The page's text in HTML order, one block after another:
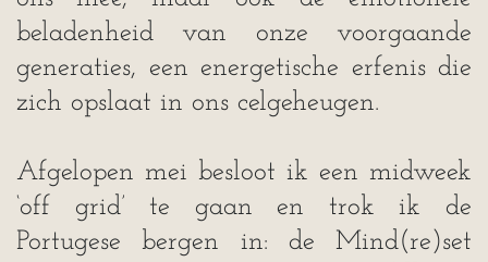
beladenheid van onze voorgaande
generaties, een energetische erfenis die
zich opslaat in ons celgeheugen.
Afgelopen mei besloot ik een midweek
‘off grid’ te gaan en trok ik de
Portugese bergen in: de Mind(re)set